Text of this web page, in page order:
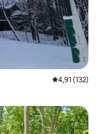
Priemerné
4,91 (132)